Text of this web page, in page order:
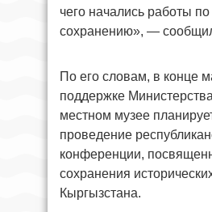
чего начались работы по
сохранению», —
По его словам, в конце
поддержке
местном музее
проведение
конференции,
сохранения
Кыргызстана.